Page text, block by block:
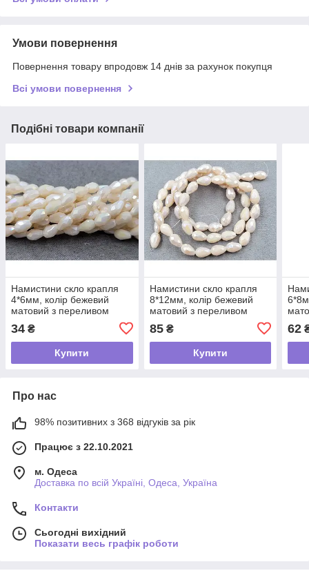
Умови повернення
Повернення товару впродовж 14 днів за рахунок покупця
Всі умови повернення
Подібні товари компанії
Намистини скло крапля
4*6мм, колір бежевий
матовий з переливом
34 ₴
Купити
Намистини скло крапля
8*12мм, колір бежевий
матовий з переливом
85₴
Купити
62
Про нас
98% позитивних з 368 відгуків за рік
Працює з 22.10.2021
м. Одеса
Доставка по всій Україні, Одеса, Україна
Контакти
Сьогодні вихідний
Показати весь графік роботи